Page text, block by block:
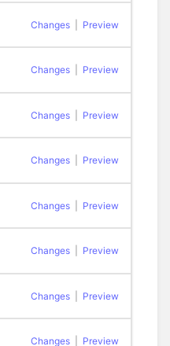
Changes Preview
Changes Preview
Changes Preview
Changes Preview
Changes Preview
Changes Preview
Changes Preview
Changes Preview